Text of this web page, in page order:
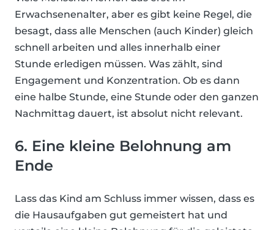
Erwachsenenalter, aber es gibt keine Regel, die
besagt, dass alle Menschen (auch Kinder) gleich
schnell arbeiten und alles innerhalb einer
Stunde erledigen müssen. Was zählt, sind
Engagement und Konzentration. Ob es dann
eine halbe Stunde, eine Stunde oder den ganzen
Nachmittag dauert, ist absolut nicht relevant.
6. Eine kleine Belohnung am
Ende
Lass das Kind am Schluss immer wissen, dass es
die Hausaufgaben gut gemeistert hat und